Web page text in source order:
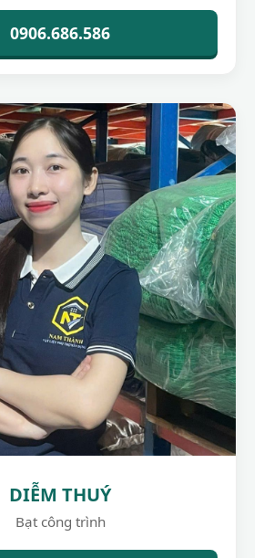
0906.686.586
DIỄM THUÝ
Bạt công trình